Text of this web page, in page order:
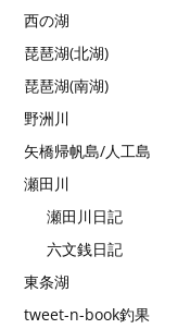
西の湖
琵琶湖(北湖)
琵琶湖(南湖)
野洲川
矢橋帰帆島/人工島
瀬田川
瀬田川日記
六文銭日記
東条湖
tweet-n-book釣果